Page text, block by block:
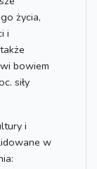
życia,
i
bowiem
siły
i
w